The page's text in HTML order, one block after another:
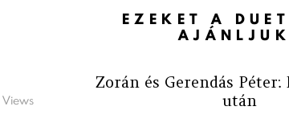
Views
EZEKET A
Zorán és Gerendás Péter:
után